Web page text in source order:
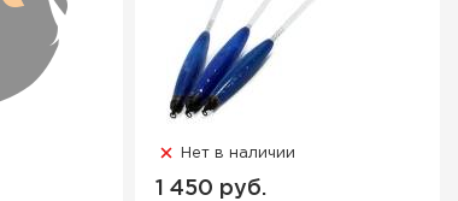
Нет в наличии
1 450 руб.